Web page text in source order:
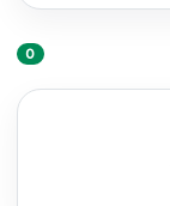
0